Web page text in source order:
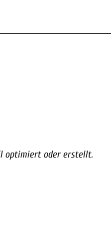
optimiert oder erstellt.